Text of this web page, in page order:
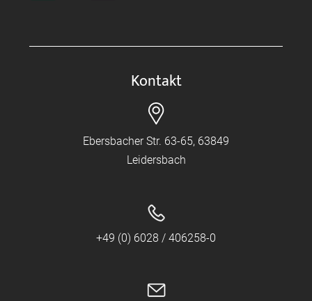
Kontakt
Ebersbacher Str. 63-65, 63849
Leidersbach
+49 (0) 6028 / 406258-0